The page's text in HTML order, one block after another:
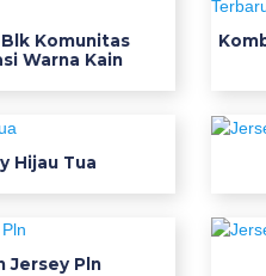
k
i
n
y
Komunitas
Warna Kain
Hijau Tua
Jersey Pln